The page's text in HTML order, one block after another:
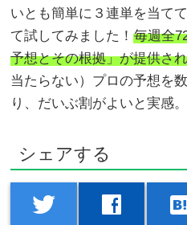
いとも簡単に３連単を当て
て試してみました！毎週全
予想とその根拠」が提供さ
当たらない）プロの予想を
り、だいぶ割がよいと実感。
シェアする
twitter facebook